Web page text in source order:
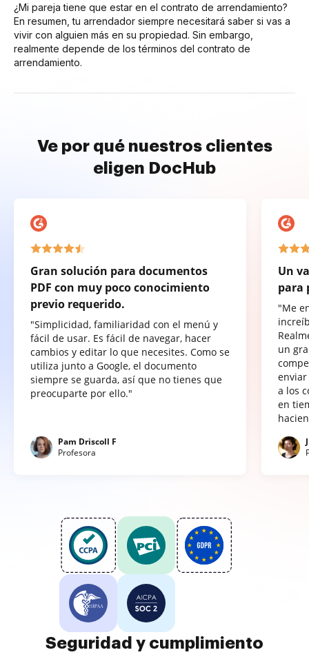
¿Mi pareja tiene que estar en el contrato de arrendamiento?
En resumen, tu arrendador siempre necesitará saber si vas a
vivir con alguien más en su propiedad. Sin embargo,
realmente depende de los términos del contrato de
arrendamiento.
Ve por qué nuestros clientes
eligen DocHub
Gran solución para documentos
PDF con muy poco conocimiento
previo requerido.
"Simplicidad, familiaridad con el menú y
fácil de usar. Es fácil de navegar, hacer
cambios y editar lo que necesites. Como se
utiliza junto a Google, el documento
siempre se guarda, así que no tienes que
preocuparte por ello."
Pam Driscoll F
Profesora
Un
para
"Me
un
a los
en
Seguridad y cumplimiento